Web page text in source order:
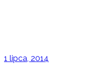
1 lipca, 2014